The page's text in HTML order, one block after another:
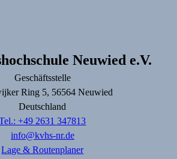
Neuwied e.V.
Geschäftsstelle
Ring 5, 56564Neuwied
Deutschland
+49 2631 347813
info@kvhs-nr.de
Lage & Routenplaner